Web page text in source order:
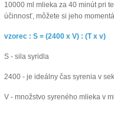
10000 ml mlieka za 40 minút pri
účinnosť, môžete si jeho
vzorec : S = (2400 x V) : (T x v)
S - sila syridla
2400 - je ideálny čas syrenia v
V - množstvo syreného mlieka v ml